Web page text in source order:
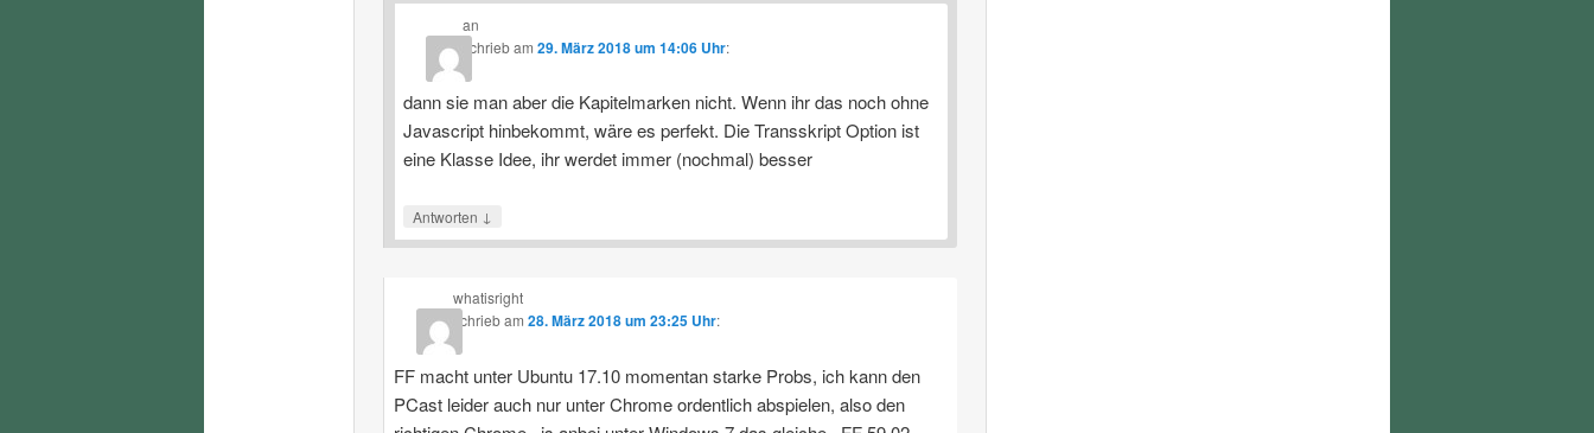
an
schriebam29. März 2018 um 14:06 Uhr:
dann sie man aber die Kapitelmarken nicht. Wenn ihr das noch ohne
Javascript hinbekommt, wäre es perfekt. Die Transskript Option ist
eine Klasse Idee, ihr werdet immer (nochmal) besser
Antworten ↓
whatisright
schriebam 28. März 2018 um 23:25 Uhr:
FF macht unter Ubuntu 17.10 momentan starke Probs, ich kann den
PCast leider auch nur unter Chrome ordentlich abspielen, also den